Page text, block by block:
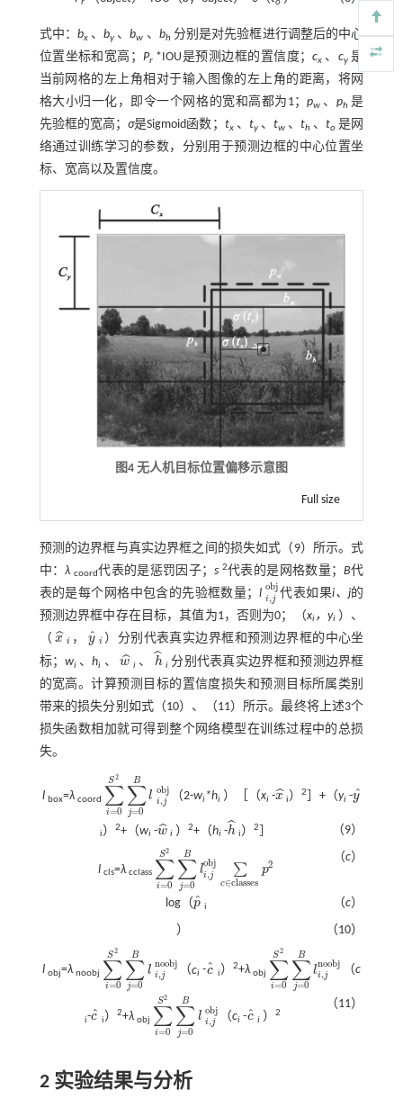
式中： bx、by 、bw 、 bh 分别是对先验框进行调整后的中心
位置坐标和宽高； Pr*IOU是预测边框的置信度； cx 、 cy是
当前网格的左上角相对于输入图像的左上角的距离，将网
格大小归一化，即令一个网格的宽和高都为1； pw、 ph 是
先验框的宽高；σ是Sigmoid函数； tx、 ty、 tw、th 、to 是网
络通过训练学习的参数，分别用于预测边框的中心位置坐
标、宽高以及置信度。
图4 无人机目标位置偏移示意图
Full size
预测的边界框与真实边界框之间的损失如式（9） 所示。式
中：λ coord代表的是惩罚因子；s 2代表的是网格数量；B代
表的是每个网格中包含的先验框数量；l
obj
i , j
i, jobj
代表如果i、j的
预测边界框中存在目标，其值为1，否则为0；（xi，yi ）、
（ x
ˆ
x^ii ， y
ˆ
y^ii ）分别代表真实边界框和预测边界框的中心坐
标； wi、hi 、 w
ˆ
w^i、 h
ˆ
h^i分别代表真实边界框和预测边界框
的宽高。计算预测目标的置信度损失和预测目标所属类别
带来的损失分别如式（10）、（11）所示。最终将上述3个
损失函数相加就可得到整个网络模型在训练过程中的总损
失。
l box=λ coord ∑
i=0
S2
∑i= 0 S2
∑
j=0
B
l
∑j= 0B l
obj
i ,j
i, jo j
（2-wi*hi ）［（xi -x
ˆ
x^i）2 ］+（yi -y
ˆ
y^
i ） 2+（wi-w
ˆ
w^i） 2+（hi-h
ˆ
h^i ）2 （9）
l cls=λ cclass ∑
i=0
S2
∑i= S2
∑
j=0
B
l
obj
i , j
∑j= B i,j ∑
c∈classes
p2
∈c ss
（c）
log（p
ˆ
p^i （c）
）
（10）
l obj=λ noobj ∑
i=0
S2
∑i S2
∑
j=0
B
l
∑j 0Bl
noobj
i ,j
i jn oo bj
（ci -c
ˆ
c^i） 2+λ obj ∑
i=0
S2
∑i= S2
∑
j=0
B
l
noobj
i ,j
∑j= 0B i, no obj
（c
i-c
ˆ
c^i） 2+λ obj ∑
i=0
S2
∑i= 0 S2
∑
j=0
B
l
∑j= 0 B l
obj
i ,j
i, jo j
（ci -c
ˆ
c^i ）2
（11）
2 实验结果与分析